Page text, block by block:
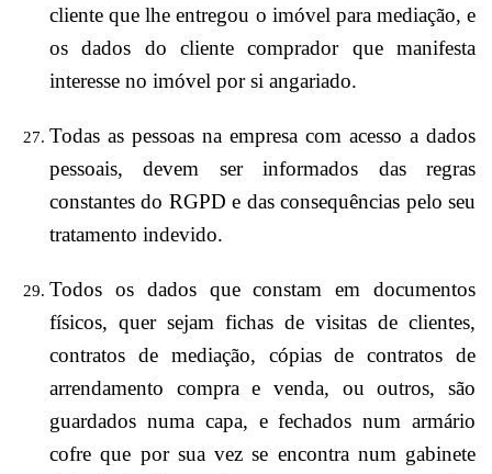
cliente que lhe entregou o imóvel para mediação, e
os dados do cliente comprador que manifesta
interesse no imóvel por si angariado.
Todas as pessoas na empresa com acesso a dados
pessoais, devem ser informados das regras
constantes do RGPD e das consequências pelo seu
tratamento indevido.
Todos os dados que constam em documentos
físicos, quer sejam fichas de visitas de clientes,
contratos de mediação, cópias de contratos de
arrendamento compra e venda, ou outros, são
guardados numa capa, e fechados num armário
cofre que por sua vez se encontra num gabinete